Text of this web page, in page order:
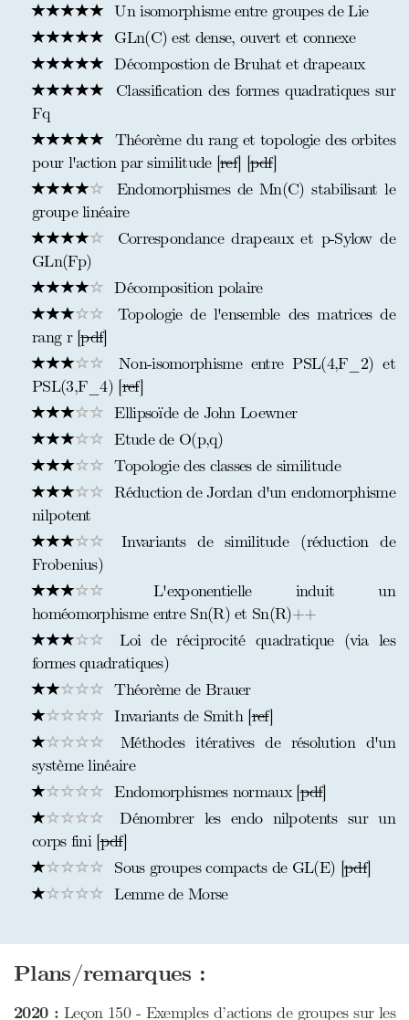
Un isomorphisme entre groupes de Lie
GLn(C) est dense, ouvert et connexe
Décompostion de Bruhat et drapeaux
Classification des formes quadratiques sur
Fq
Théorème du rang et topologie des orbites
pour l'action par similitude [ref] [pdf]
Endomorphismes de Mn(C) stabilisant le
groupe linéaire
Correspondance drapeaux et p-Sylow de
GLn(Fp)
Décomposition polaire
Topologie de l'ensemble des matrices de
rang r [pdf]
Non-isomorphisme entre PSL(4,F_2) et
PSL(3,F_4) [ref]
Ellipsoïde de John Loewner
Etude de O(p,q)
Topologie des classes de similitude
Réduction de Jordan d'un endomorphisme
nilpotent
Invariants de similitude (réduction de
Frobenius)
L'exponentielle induit un
homéomorphisme entre Sn(R) et Sn(R)++
Loi de réciprocité quadratique (via les
formes quadratiques)
Théorème de Brauer
Invariants de Smith [ref]
Méthodes itératives de résolution d'un
système linéaire
Endomorphismes normaux [pdf]
Dénombrer les endo nilpotents sur un
corps fini [pdf]
Sous groupes compacts de GL(E) [pdf]
Lemme de Morse
Plans/remarques :
2020 : Leçon 150 - Exemples d’actions de groupes sur les